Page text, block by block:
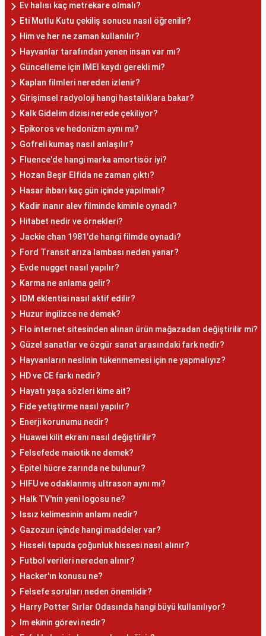
Ev halısı kaç metrekare olmalı?
Eti Mutlu Kutu çekiliş sonucu nasıl öğrenilir?
Him ve her ne zaman kullanılır?
Hayvanlar tarafından yenen insan var mı?
Güncelleme için IMEI kaydı gerekli mi?
Kaplan filmleri nereden izlenir?
Girişimsel radyoloji hangi hastalıklara bakar?
Kalk Gidelim dizisi nerede çekiliyor?
Epikoros ve hedonizm aynı mı?
Gofreli kumaş nasıl anlaşılır?
Fluence'de hangi marka amortisör iyi?
Hozan Beşir Elfida ne zaman çıktı?
Hasar ihbarı kaç gün içinde yapılmalı?
Kadir inanır alev filminde kiminle oynadı?
Hitabet nedir ve örnekleri?
Jackie chan 1981'de hangi filmde oynadı?
Ford Transit arıza lambası neden yanar?
Evde nugget nasıl yapılır?
Karma ne anlama gelir?
IDM eklentisi nasıl aktif edilir?
Huzur ingilizce ne demek?
Flo internet sitesinden alınan ürün mağazadan değiştirilir mi?
Güzel sanatlar ve özgür sanat arasındaki fark nedir?
Hayvanların neslinin tükenmemesi için ne yapmalıyız?
HD ve CE farkı nedir?
Hayatı yaşa sözleri kime ait?
Fide yetiştirme nasıl yapılır?
Enerji korunumu nedir?
Huawei kilit ekranı nasıl değiştirilir?
Felsefede maiotik ne demek?
Epitel hücre zarında ne bulunur?
HIFU ve odaklanmış ultrason aynı mı?
Halk TV'nin yeni logosu ne?
Issız kelimesinin anlamı nedir?
Gazozun içinde hangi maddeler var?
Hisseli tapuda çoğunluk hissesi nasıl alınır?
Futbol verileri nereden alınır?
Hacker'ın konusu ne?
Felsefe soruları neden önemlidir?
Harry Potter Sırlar Odasında hangi büyü kullanılıyor?
Im ekinin görevi nedir?